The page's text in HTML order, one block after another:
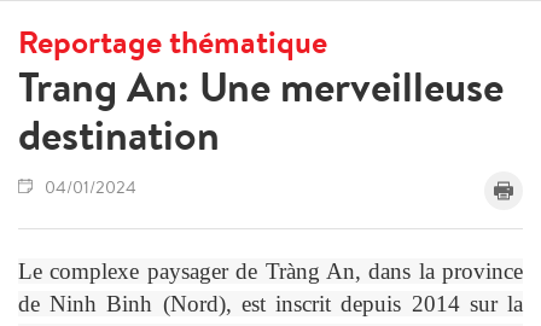
Reportage thématique
Trang An: Une merveilleuse
destination
04/01/2024
Le complexe paysager de Tràng An, dans la province
de Ninh Binh (Nord), est inscrit depuis 2014 sur la